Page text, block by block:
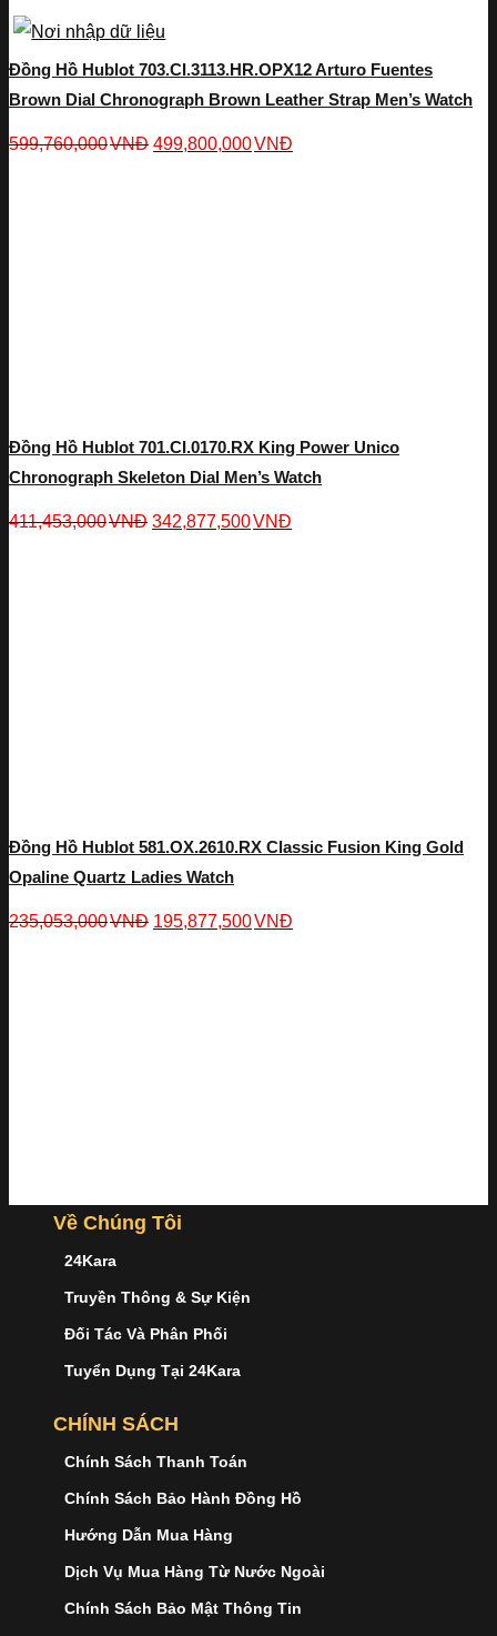
Đồng Hồ Hublot 703.CI.3113.HR.OPX12 Arturo Fuentes
Brown Dial Chronograph Brown Leather Strap Men’s Watch
599,760,000VNĐ 499,800,000VNĐ
Đồng Hồ Hublot 701.CI.0170.RX King Power Unico
Chronograph Skeleton Dial Men’s Watch
411,453,000VNĐ 342,877,500VNĐ
Đồng Hồ Hublot 581.OX.2610.RX Classic Fusion King Gold
Opaline Quartz Ladies Watch
235,053,000VNĐ 195,877,500VNĐ
Về Chúng Tôi
24Kara
Truyền Thông & Sự Kiện
Đối Tác Và Phân Phối
Tuyển Dụng Tại 24Kara
CHÍNH SÁCH
Chính Sách Thanh Toán
Chính Sách Bảo Hành Đồng Hồ
Hướng Dẫn Mua Hàng
Dịch Vụ Mua Hàng Từ Nước Ngoài
Chính Sách Bảo Mật Thông Tin